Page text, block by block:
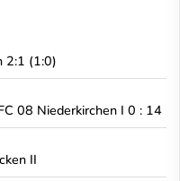
2:1 (1:0)
08 Niederkirchen I 0 : 14
II